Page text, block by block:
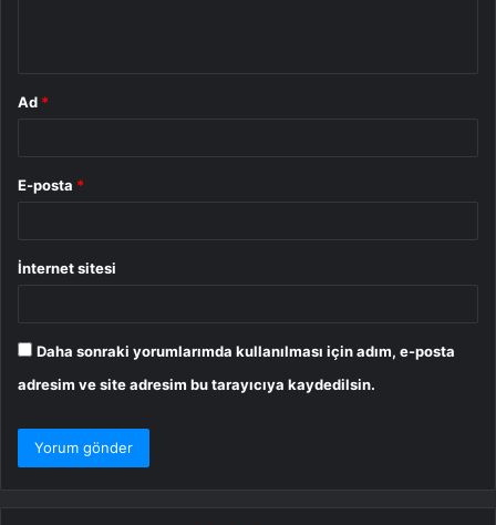
Ad *
E-posta *
İnternet sitesi
Daha sonraki yorumlarımda kullanılması için adım, e-posta
adresim ve site adresim bu tarayıcıya kaydedilsin.